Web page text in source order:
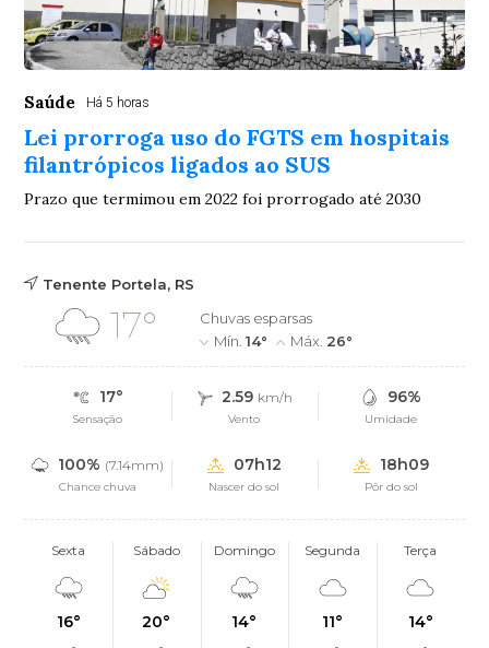
Saúde Há 5 horas
Lei prorroga uso do FGTS em hospitais
filantrópicos ligados ao SUS
Prazo que termimou em 2022 foi prorrogado até 2030
Tenente Portela, RS
17°
Chuvas esparsas
Mín.14° Máx. 26°
17°
Sensação
2.59 km/h
Vento
96%
Umidade
100% (7.14mm)
Chance chuva
07h12
Nascer do sol
18h09
Pôr do sol
Sexta
16°
Sábado
20°
Domingo
14°
Segunda
11°
Terça
14°